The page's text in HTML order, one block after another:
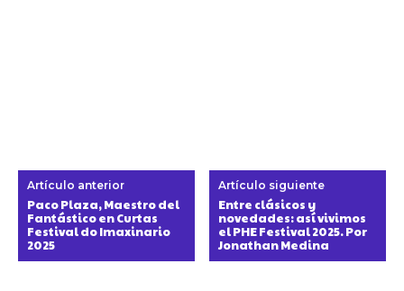
Artículo anterior
Paco Plaza, Maestro del
Fantástico en Curtas
Festival do Imaxinario
2025
Artículo siguiente
Entre clásicos y
novedades: así vivimos
el PHE Festival 2025. Por
Jonathan Medina